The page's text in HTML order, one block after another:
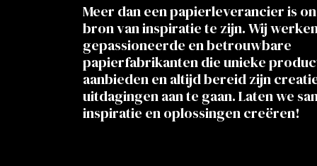
Meer dan een papierleverancier is
bron van inspiratie te zijn. Wij
gepassioneerde en betrouwbare
papierfabrikanten die unieke
aanbieden en altijd bereid zijn
uitdagingen aan te gaan. Laten we
inspiratie en oplossingen creëren!